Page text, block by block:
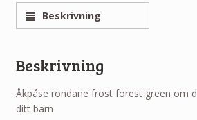
Beskrivning
Beskrivning
Åkpåse rondane frost forest green om
ditt barn